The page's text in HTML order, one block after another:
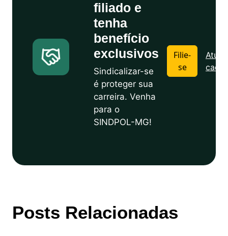
filiado e
tenha
benefício
exclusivos
Sindicalizar-se
é proteger sua
carreira. Venha
para o
SINDPOL-MG!
Filie-
se
Posts Relacionadas